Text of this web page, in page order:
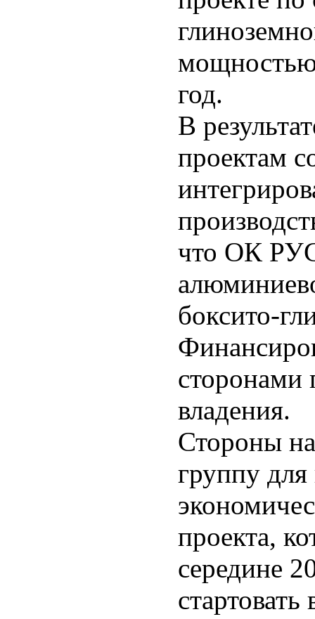
мощностью
год.
В
проектам
что ОК
боксито-
сторонами
владения.
Стороны
группу для
проекта,
середине
стартовать